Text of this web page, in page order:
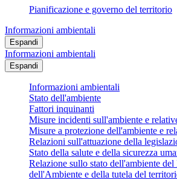
Pianificazione e governo del territorio
Informazioni ambientali
Espandi
Informazioni ambientali
Espandi
Informazioni ambientali
Stato dell'ambiente
Fattori inquinanti
Misure incidenti sull'ambiente e
Misure a protezione dell'ambiente e
Relazioni sull'attuazione della
Stato della salute e della sicurezza
Relazione sullo stato dell'ambiente
dell'Ambiente e della tutela del